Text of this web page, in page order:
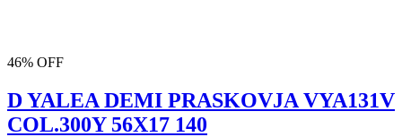
46% OFF
D YALEA DEMI PRASKOVJA VYA131V
COL.300Y 56X17 140